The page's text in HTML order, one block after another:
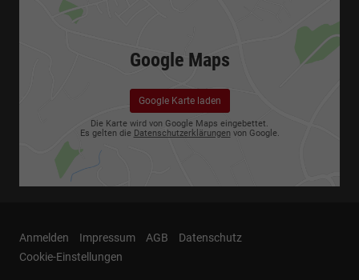
Google Maps
Google Karte laden
Die Karte wird von Google Maps eingebettet.
Es gelten die Datenschutzerklärungen von Google.
Anmelden Impressum AGB
Datenschutz
Cookie-Einstellungen